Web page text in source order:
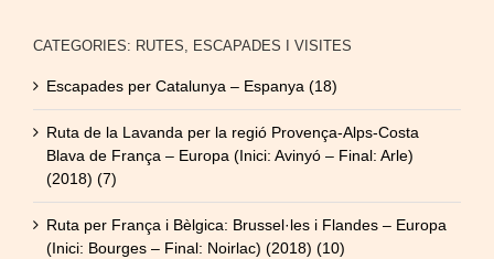
CATEGORIES: RUTES, ESCAPADES I VISITES
Escapades per Catalunya – Espanya (18)
Ruta de la Lavanda per la regió Provença-Alps-Costa
Blava de França – Europa (Inici: Avinyó – Final: Arle)
(2018) (7)
Ruta per França i Bèlgica: Brussel·les i Flandes – Europa
(Inici: Bourges – Final: Noirlac) (2018) (10)